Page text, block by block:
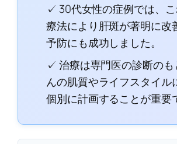
✓ 30代女性の症例では、
療法により肝斑が著明に改
予防にも成功しました。
✓ 治療は専門医の診断のも
んの肌質やライフスタイル
個別に計画することが重要